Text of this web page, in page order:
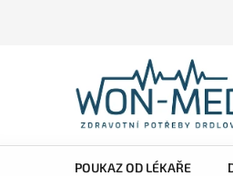
POUKAZ OD LÉKAŘE